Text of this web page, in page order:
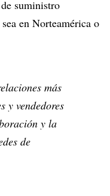
suministro
en Norteamérica o
más
y vendedores
y la
de